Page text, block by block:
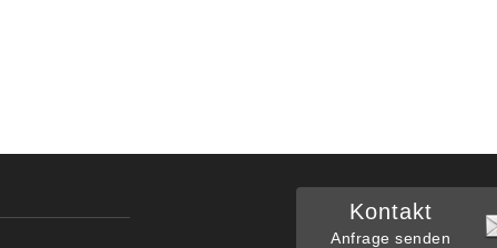
Kontakt
Anfrage senden